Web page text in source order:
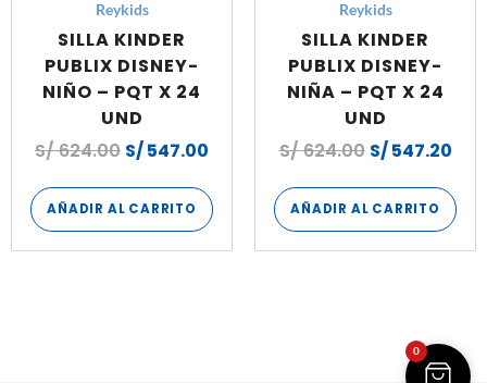
Reykids
SILLA KINDER
PUBLIX DISNEY-
NIÑO – PQT X 24
UND
S/624.00 S/547.00
AÑADIR AL CARRITO
Reykids
SILLA KINDER
PUBLIX DISNEY-
NIÑA – PQT X 24
UND
S/624.00 S/547.20
AÑADIR AL CARRITO
0